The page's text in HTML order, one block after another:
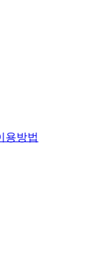
용방법